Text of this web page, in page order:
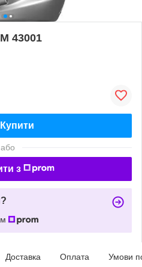
43001
Купити
або
з
Доставка Оплата Умови